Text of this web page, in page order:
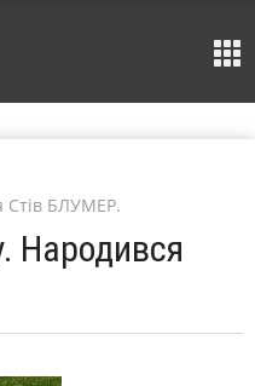
Стів БЛУМЕР.
Народився